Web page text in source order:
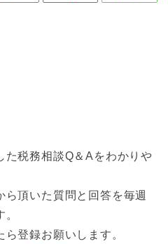
た税務相談Q＆Aをわかりや
ら頂いた質問と回答を毎週
登録お願いします。